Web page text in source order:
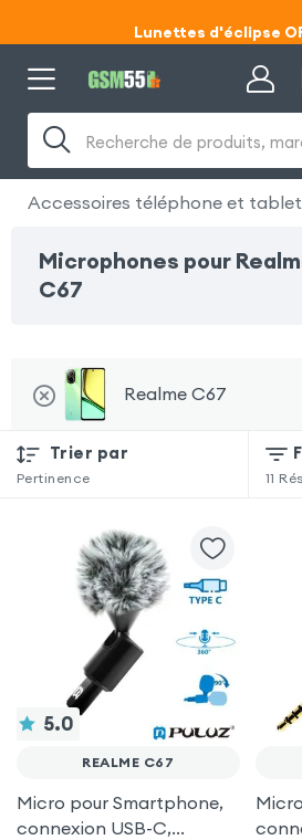
Code
Code
Recherche de produits,
Accessoires téléphone et
Microphones pour
C67
Realme C67
Trier par
Pertinence 11
5.0
REALME C67
Micro pour Smartphone,
connexion USB-C,